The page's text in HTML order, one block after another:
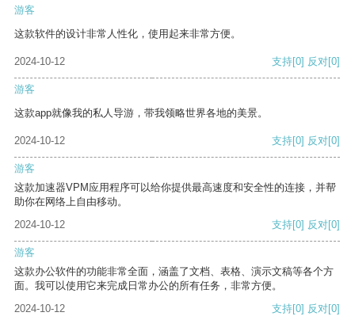
游客
这款软件的设计非常人性化，使用起来非常方便。
2024-10-12 支持[0] 反对[0]
游客
这款app就像我的私人导游，带我领略世界各地的美景。
2024-10-12 支持[0] 反对[0]
游客
这款加速器VPM应用程序可以给你提供最高速度和安全性的连接，并帮
助你在网络上自由移动。
2024-10-12
支持[0] 反对[0]
游客
这款办公软件的功能非常全面，涵盖了文档、表格、演示文稿等各个方
面。我可以使用它来完成日常办公的所有任务，非常方便。
2024-10-12
支持[0] 反对[0]